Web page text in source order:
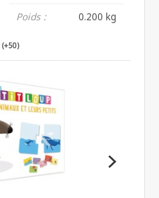
Poids :
0.200 kg
(+50)